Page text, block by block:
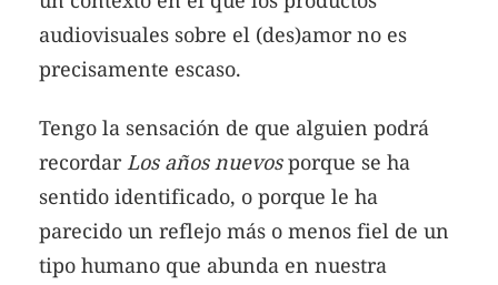
audiovisuales sobre el (des)amor no es
precisamente escaso.
Tengo la sensación de que alguien podrá
recordarLos años nuevosporque se ha
sentido identificado, o porque le ha
parecido un reflejo más o menos fiel de un
tipo humano que abunda en nuestra